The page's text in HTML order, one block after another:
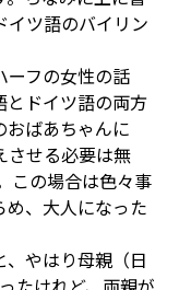
イツ語のバイリン
ーフの女性の話
とドイツ語の両方
おばあちゃんに
させる必要は無
この場合は色々事
、大人になった
やはり母親（日